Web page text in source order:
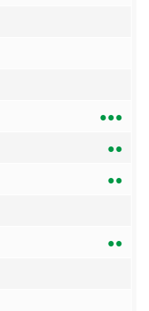
●●●
●●
●●
●●